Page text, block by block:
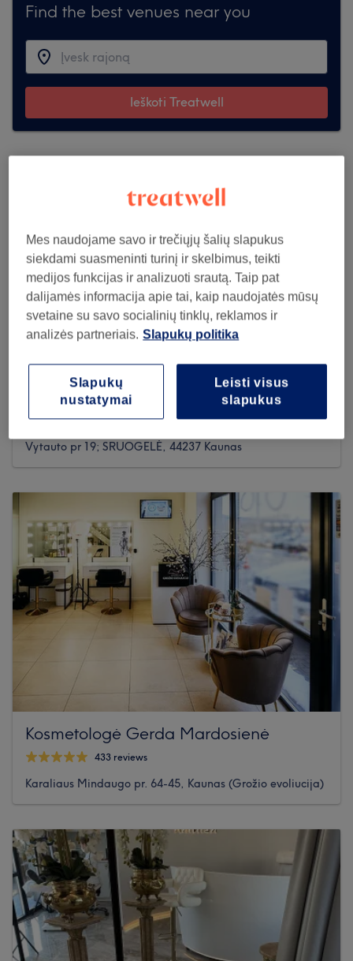
Find the best venues near you
Ieškoti Treatwell
Stilistė barberė Virginija
209 reviews
Vytauto pr 19; SRUOGELĖ, 44237 Kaunas
Kosmetologė Gerda Mardosienė
433 reviews
Karaliaus Mindaugo pr. 64-45, Kaunas (Grožio evoliucija)
Mes naudojame savo ir trečiųjų šalių slapukus
siekdami suasmeninti turinį ir skelbimus, teikti
medijos funkcijas ir analizuoti srautą. Taip pat
dalijamės informacija apie tai, kaip naudojatės mūsų
svetaine su savo socialinių tinklų, reklamos ir
analizės partneriais. Slapukų politika
Leisti visus
slapukus
Slapukų
nustatymai